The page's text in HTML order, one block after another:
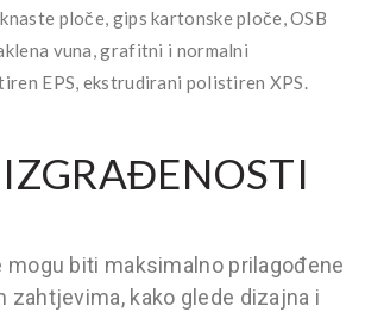
ploče, gips kartonske ploče, OSB
vuna, grafitni i normalni
EPS, ekstrudirani polistiren XPS.
mogu biti maksimalno prilagođene
zahtjevima, kako glede dizajna i